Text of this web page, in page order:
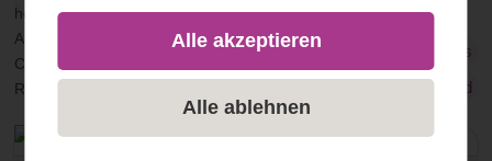
Hotel des Monats
Deutschland
Alle akzeptieren
Alle ablehnen